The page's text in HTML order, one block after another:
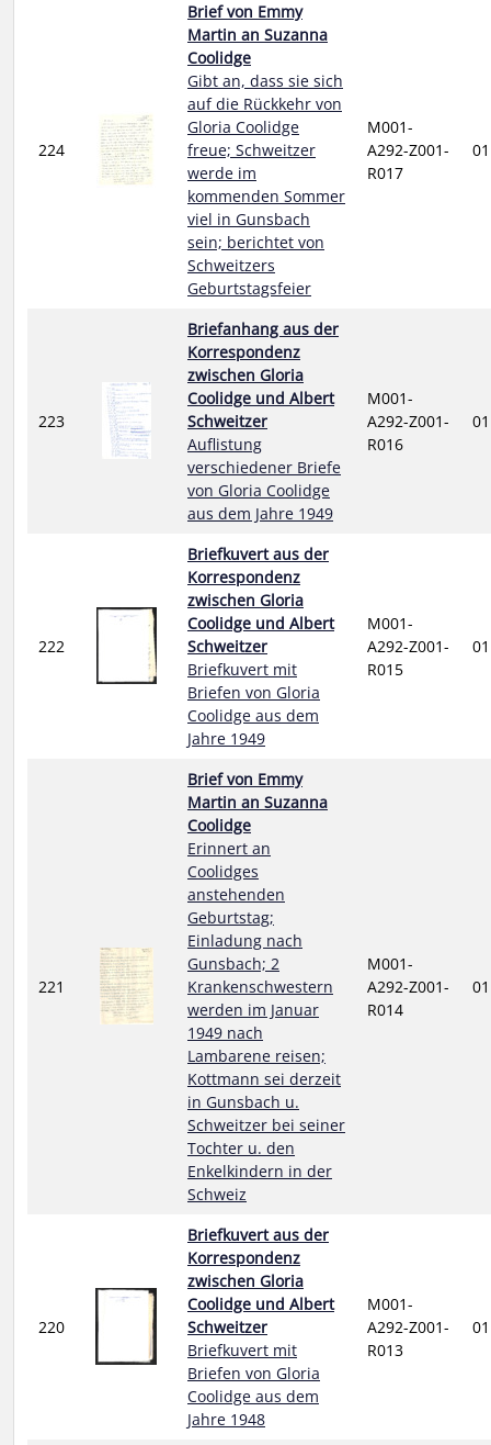
224
Brief von Emmy
Martin an Suzanna
Coolidge
Gibt an, dass sie sich
auf die Rückkehr von
Gloria Coolidge
freue; Schweitzer
werde im
kommenden Sommer
viel in Gunsbach
sein; berichtet von
Schweitzers
Geburtstagsfeier
M001-
A292-Z001-
R017
223
Briefanhang aus der
Korrespondenz
zwischen Gloria
Coolidge und Albert
Schweitzer
Auflistung
verschiedener Briefe
von Gloria Coolidge
aus dem Jahre 1949
M001-
A292-Z001-
R016
222
Briefkuvert aus der
Korrespondenz
zwischen Gloria
Coolidge und Albert
Schweitzer
Briefkuvert mit
Briefen von Gloria
Coolidge aus dem
Jahre 1949
M001-
A292-Z001-
R015
221
Brief von Emmy
Martin an Suzanna
Coolidge
Erinnert an
Coolidges
anstehenden
Geburtstag;
Einladung nach
Gunsbach; 2
Krankenschwestern
werden im Januar
1949 nach
Lambarene reisen;
Kottmann sei derzeit
in Gunsbach u.
Schweitzer bei seiner
Tochter u. den
Enkelkindern in der
Schweiz
M001-
A292-Z001-
R014
220
Briefkuvert aus der
Korrespondenz
zwischen Gloria
Coolidge und Albert
Schweitzer
Briefkuvert mit
Briefen von Gloria
Coolidge aus dem
Jahre 1948
M001-
A292-Z001-
R013